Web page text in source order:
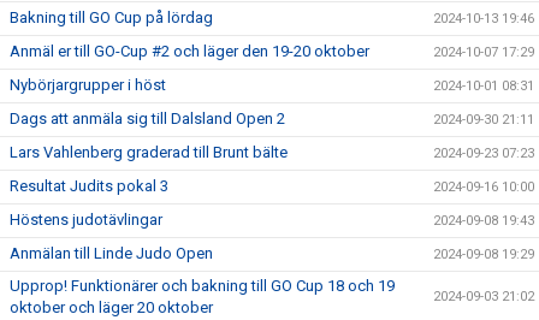
Bakning till GO Cup på lördag 2024-10-13 19:46
Anmäl er till GO-Cup #2 och läger den 19-20 oktober 2024-10-07 17:29
Nybörjargrupper i höst 2024-10-01 08:31
Dags att anmäla sig till Dalsland Open 2 2024-09-30 21:11
Lars Vahlenberg graderad till Brunt bälte 2024-09-23 07:23
Resultat Judits pokal 3 2024-09-16 10:00
Höstens judotävlingar 2024-09-08 19:43
Anmälan till Linde Judo Open 2024-09-08 19:29
Upprop! Funktionärer och bakning till GO Cup 18 och 19
oktober och läger 20 oktober
2024-09-03 21:02